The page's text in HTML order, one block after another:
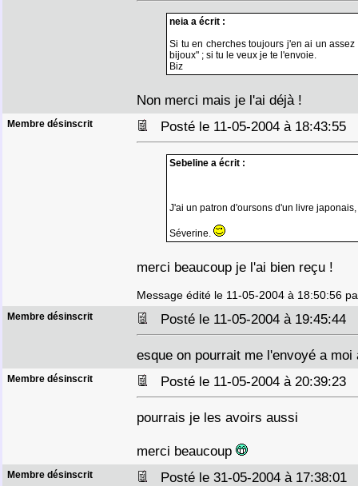
neia a écrit :
Si tu en cherches toujours j'en ai un
bijoux" ; si tu le veux je te l'envoie.
Biz
Non merci mais je l'ai déjà !
Membre désinscrit Posté le 11-05-2004 à 18:43:55
Sebeline a écrit :
J'ai un patron d'oursons d'un livre
Séverine.
merci beaucoup je l'ai bien reçu !
Message édité le 11-05-2004 à 18:50:56
Membre désinscrit Posté le 11-05-2004 à 19:45:44
esque on pourrait me l'envoyé a
Membre désinscrit Posté le 11-05-2004 à 20:39:23
pourrais je les avoirs aussi
merci beaucoup
Membre désinscrit Posté le 31-05-2004 à 17:38:01